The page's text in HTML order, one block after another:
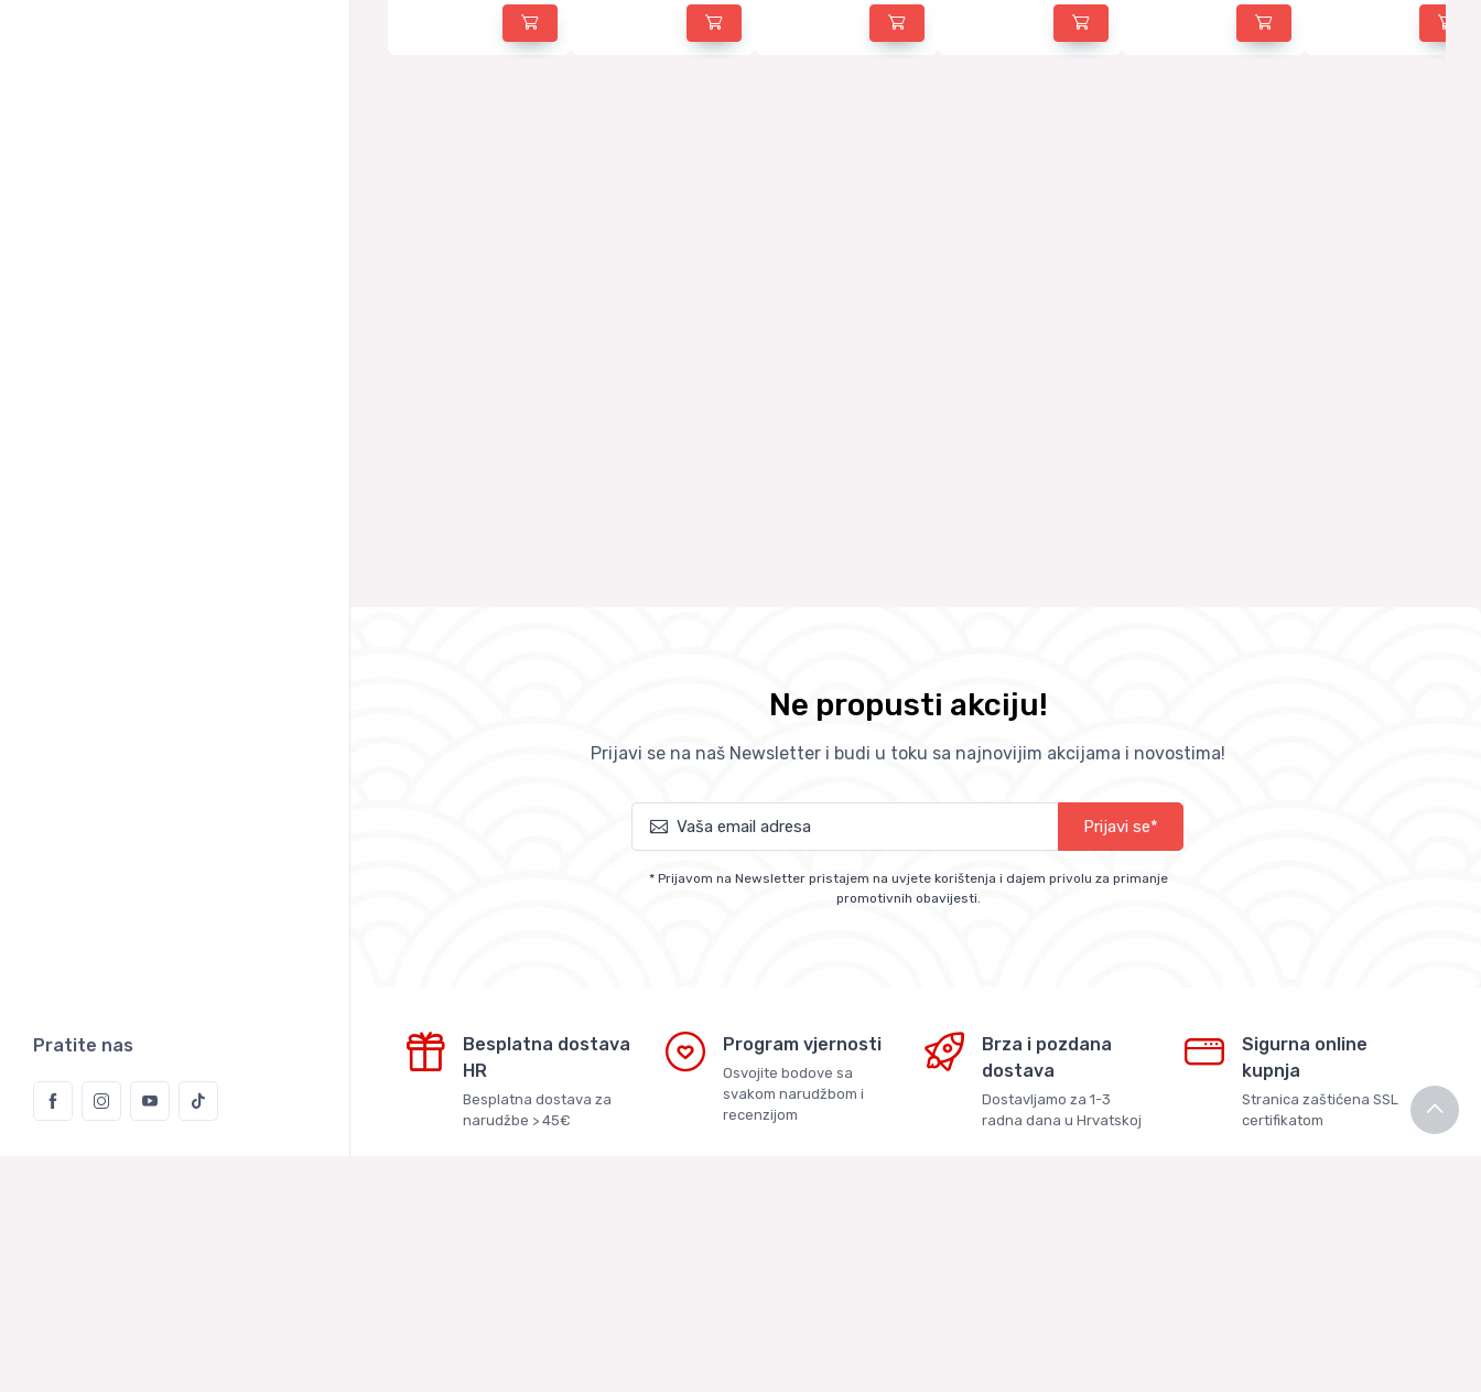
Pratite nas
Ne propusti akciju!
Prijavi se na naš Newsletter i budi u toku sa najnovijim akcijama i novostima!
Prijavi se*
* Prijavom na Newsletter pristajem na uvjete korištenja i dajem privolu za primanje
promotivnih obavijesti.
Besplatna dostava
HR
Besplatna dostava za
narudžbe > 45€
Program vjernosti
Osvojite bodove sa
svakom narudžbom i
recenzijom
Brza i pozdana
dostava
Dostavljamo za 1-3
radna dana u Hrvatskoj
Sigurna online
kupnja
Stranica zaštićena SSL
certifikatom